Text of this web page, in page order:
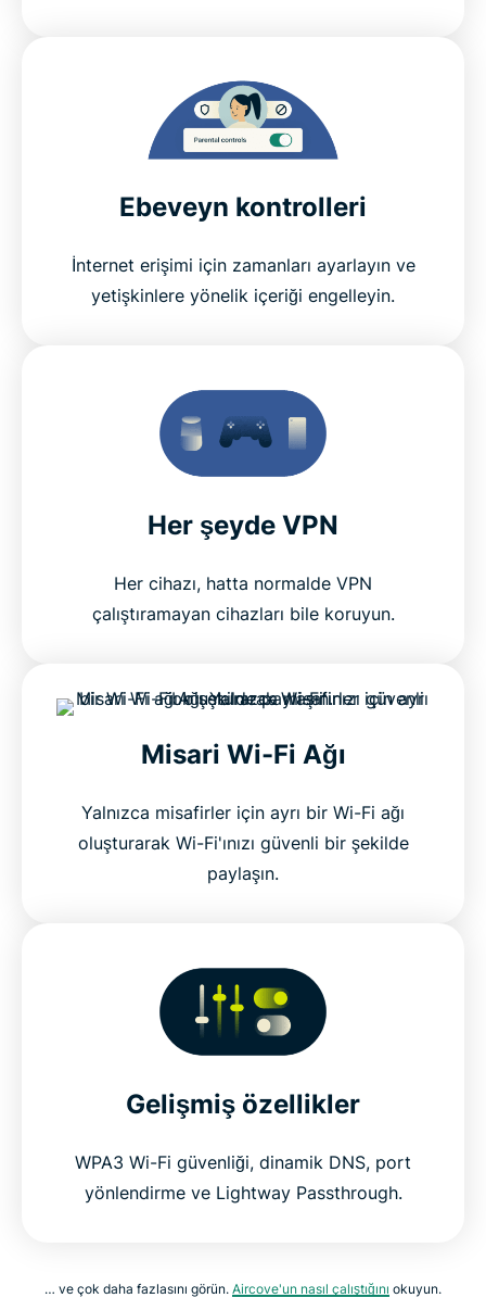
Ebeveyn kontrolleri
İnternet erişimi için zamanları ayarlayın ve
yetişkinlere yönelik içeriği engelleyin.
Her şeyde VPN
Her cihazı, hatta normalde VPN
çalıştıramayan cihazları bile koruyun.
Misari Wi-Fi Ağı
Yalnızca misafirler için ayrı bir Wi-Fi ağı
oluşturarak Wi-Fi'ınızı güvenli bir şekilde
paylaşın.
Gelişmiş özellikler
WPA3 Wi-Fi güvenliği, dinamik DNS, port
yönlendirme ve Lightway Passthrough.
… ve çok daha fazlasını görün. Aircove'un nasıl çalıştığını okuyun.